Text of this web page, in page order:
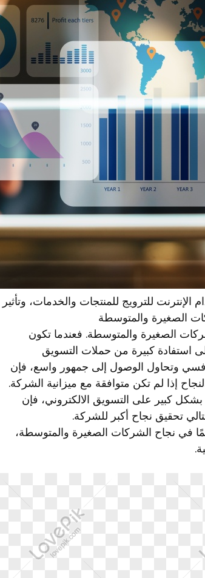
للترويج للمنتجات والخدمات، وتأثير
الصغيرة والمتوسطة
الصغيرة والمتوسطة. فعندما تكون
استفادة كبيرة من حملات التسويق
وتحاول الوصول إلى جمهور واسع، فإن
إذا لم تكن متوافقة مع ميزانية الشركة.
كبير على التسويق الالكتروني، فإن
تحقيق نجاح أكبر للشركة.
في نجاح الشركات الصغيرة والمتوسطة،